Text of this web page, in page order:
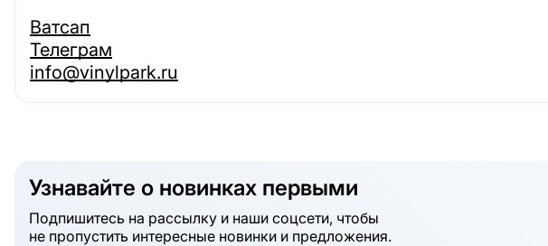
Ватсап
Телеграм
info@vinylpark.ru
Узнавайте о новинках первыми
Подпишитесь на рассылку и наши соцсети, чтобы
не пропустить интересные новинки и предложения.